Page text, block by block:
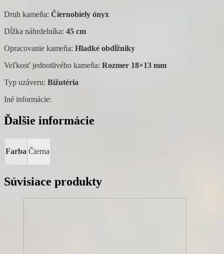
Druh kameňa: Čiernobiely ónyx
Dĺžka náhrdelníka: 45 cm
Opracovanie kameňa: Hladké obdĺžniky
Veľkosť jednotlivého kameňa: Rozmer 18×13 mm
Typ uzáveru: Bižutéria
Iné informácie:
Ďalšie informácie
Farba Čierna
Súvisiace produkty